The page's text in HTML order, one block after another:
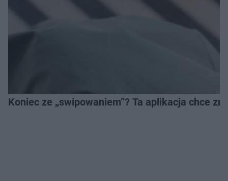
Koniec ze „swipowaniem”? Ta aplikacja chce